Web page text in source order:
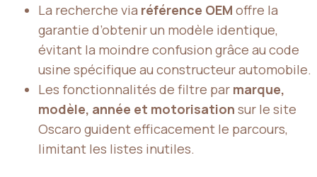
La recherche via référence OEM offre la
garantie d’obtenir un modèle identique,
évitant la moindre confusion grâce au code
usine spécifique au constructeur automobile.
Les fonctionnalités de filtre par marque,
modèle, année et motorisation sur le site
Oscaro guident efficacement le parcours,
limitant les listes inutiles.